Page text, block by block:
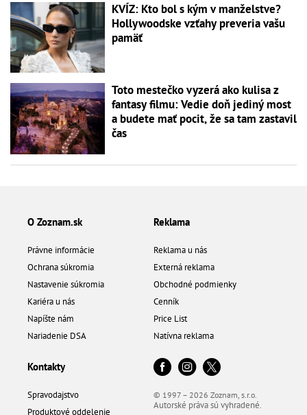
KVÍZ: Kto bol s kým v manželstve?
Hollywoodske vzťahy preveria vašu
pamäť
Toto mestečko vyzerá ako kulisa z
fantasy filmu: Vedie doň jediný most
a budete mať pocit, že sa tam zastavil
čas
O Zoznam.sk
Právne informácie
Ochrana súkromia
Nastavenie súkromia
Kariéra u nás
Napíšte nám
Nariadenie DSA
Reklama
Reklama u nás
Externá reklama
Obchodné podmienky
Cenník
Price List
Natívna reklama
Kontakty
Spravodajstvo
Produktové oddelenie
© 1997 – 2026 Zoznam, s.r.o.
Autorské práva sú vyhradené.